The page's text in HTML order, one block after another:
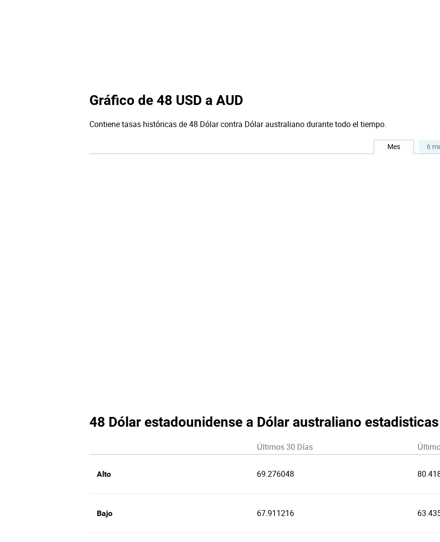
Gráfico de 48 USD a AUD
Contiene tasas históricas de 48 Dólar contra Dólar australiano durante todo el tiempo.
Mes 6
48 Dólar estadounidense a Dólar australiano estadisticas
Últimos 30 Días
Alto 69.276048
Bajo 67.911216